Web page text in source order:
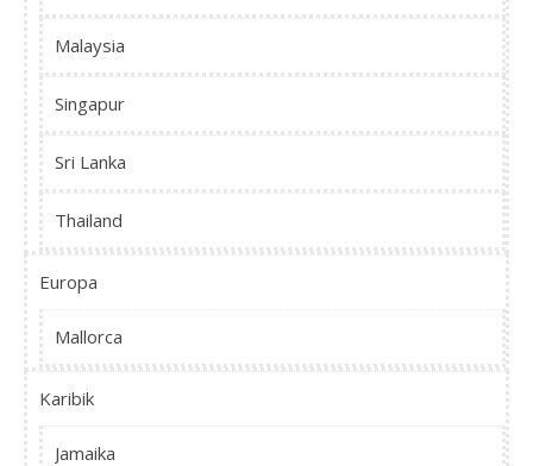
Malaysia
Singapur
Sri Lanka
Thailand
Europa
Mallorca
Karibik
Jamaika